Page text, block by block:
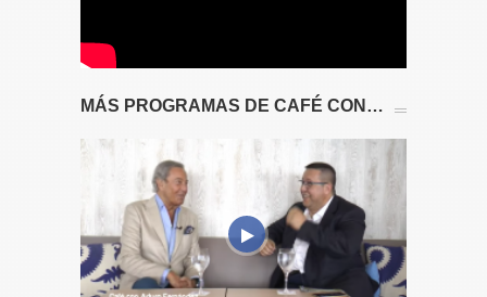
MÁS PROGRAMAS DE CAFÉ CON…